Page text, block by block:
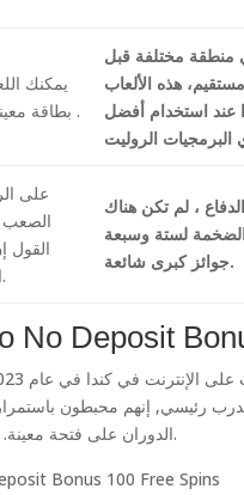
يمكنك
بطاقة معينة، هناك أيضا إعادة تحميل المكافآت .
منطقة مختلفة قبل
هذه الألعاب
استخدام أفضل
على
الصعب
القول
الانترنت، مثل 12 في ولاية بنسلفانيا.
، لم تكن هناك
الضخمة لستة وسبعة
جوائز كبرى شائعة.
No Deposit
رئيسي, إنهم محبطون
الدوران على فتحة معينة. تعرّف على قوانين القمار في الكازينو.
Bonus 100 Free Spins